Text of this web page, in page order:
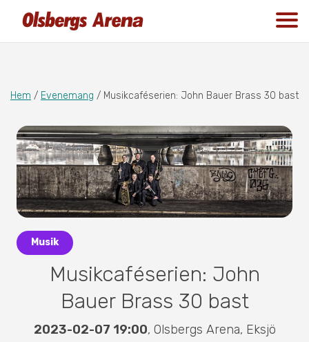
Hem / Evenemang / Musikcaféserien: John Bauer Brass 30 bast
Musik
Musikcaféserien: John
Bauer Brass 30 bast
2023-02-07 19:00, Olsbergs Arena, Eksjö